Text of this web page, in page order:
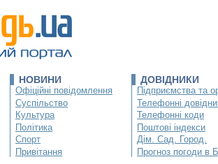
НОВИНИ
Офіційні повідомлення
Суспільство
Культура
Політика
Спорт
Привітання
ДОВІДНИКИ
Підприємства та
Телефонні
Телефонні коди
Поштові індекси
Дім. Сад. Город.
Прогноз погоди в